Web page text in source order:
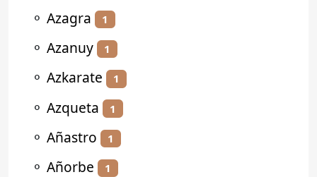
⚬ Azagra 1
⚬ Azanuy 1
⚬ Azkarate 1
⚬ Azqueta 1
⚬ Añastro 1
⚬ Añorbe 1